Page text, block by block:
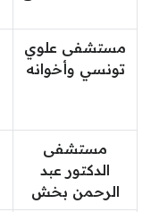
مستشفى علوي
تونسي وأخوانه
مستشفى
الدكتور عبد
الرحمن بخش